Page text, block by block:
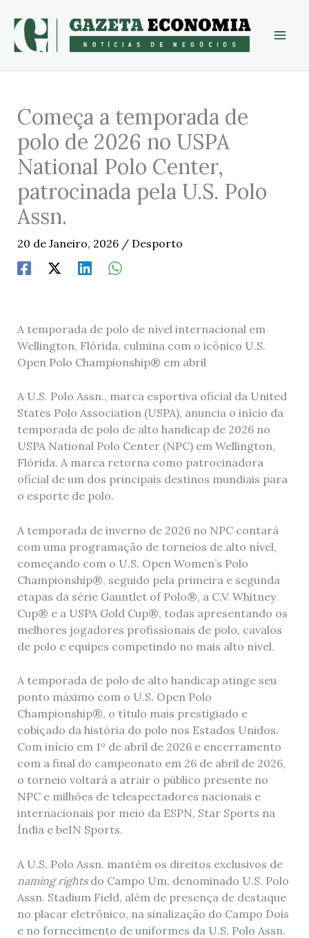
content
Começa a temporada de
polo de 2026 no USPA
National Polo Center,
patrocinada pela U.S. Polo
Assn.
20 de Janeiro, 2026 / Desporto
A temporada de polo de nível internacional em
Wellington, Flórida, culmina com o icônico U.S.
Open Polo Championship® em abril
A U.S. Polo Assn., marca esportiva oficial da United
States Polo Association (USPA), anuncia o início da
temporada de polo de alto handicap de 2026 no
USPA National Polo Center (NPC) em Wellington,
Flórida. A marca retorna como patrocinadora
oficial de um dos principais destinos mundiais para
o esporte de polo.
A temporada de inverno de 2026 no NPC contará
com uma programação de torneios de alto nível,
começando com o U.S. Open Women’s Polo
Championship®, seguido pela primeira e segunda
etapas da série Gauntlet of Polo®, a C.V. Whitney
Cup® e a USPA Gold Cup®, todas apresentando os
melhores jogadores profissionais de polo, cavalos
de polo e equipes competindo no mais alto nível.
A temporada de polo de alto handicap atinge seu
ponto máximo com o U.S. Open Polo
Championship®, o título mais prestigiado e
cobiçado da história do polo nos Estados Unidos.
Com início em 1º de abril de 2026 e encerramento
com a final do campeonato em 26 de abril de 2026,
o torneio voltará a atrair o público presente no
NPC e milhões de telespectadores nacionais e
internacionais por meio da ESPN, Star Sports na
Índia e beIN Sports.
A U.S. Polo Assn. mantém os direitos exclusivos de
naming rightsdo Campo Um, denominado U.S. Polo
Assn. Stadium Field, além de presença de destaque
no placar eletrônico, na sinalização do Campo Dois
e no fornecimento de uniformes da U.S. Polo Assn.